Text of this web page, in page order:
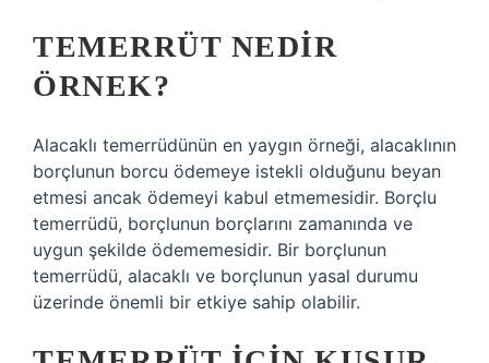
TEMERRÜT NEDIR
ÖRNEK?
Alacaklı temerrüdünün en yaygın örneği, alacaklının
borçlunun borcu ödemeye istekli olduğunu beyan
etmesi ancak ödemeyi kabul etmemesidir. Borçlu
temerrüdü, borçlunun borçlarını zamanında ve
uygun şekilde ödememesidir. Bir borçlunun
temerrüdü, alacaklı ve borçlunun yasal durumu
üzerinde önemli bir etkiye sahip olabilir.